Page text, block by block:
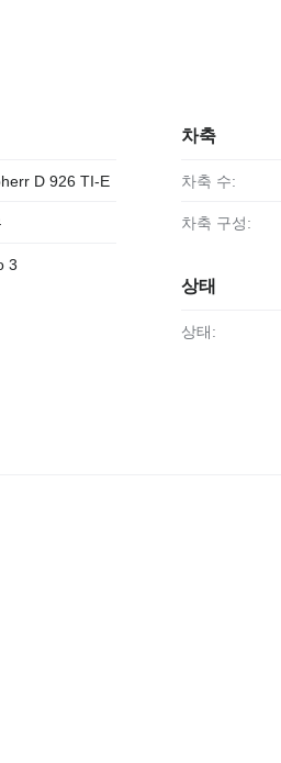
D 926 TI-E
3
차축
차축 수:
차축 구성:
상태
상태: